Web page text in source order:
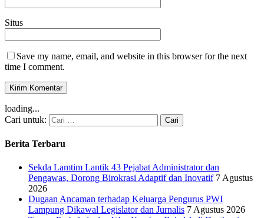
Situs
Save my name, email, and website in this browser for the next
time I comment.
loading...
Cari untuk:
Berita Terbaru
Sekda Lamtim Lantik 43 Pejabat Administrator dan
Pengawas, Dorong Birokrasi Adaptif dan Inovatif 7 Agustus
2026
Dugaan Ancaman terhadap Keluarga Pengurus PWI
Lampung Dikawal Legislator dan Jurnalis 7 Agustus 2026